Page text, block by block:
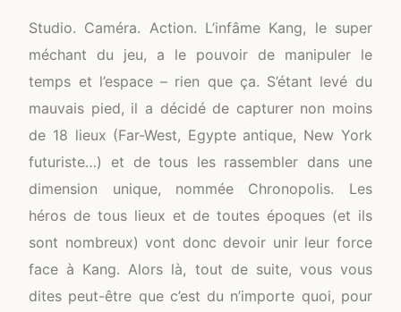
Studio. Caméra. Action. L’infâme Kang, le super
méchant du jeu, a le pouvoir de manipuler le
temps et l’espace – rien que ça. S’étant levé du
mauvais pied, il a décidé de capturer non moins
de 18 lieux (Far-West, Egypte antique, New York
futuriste…) et de tous les rassembler dans une
dimension unique, nommée Chronopolis. Les
héros de tous lieux et de toutes époques (et ils
sont nombreux) vont donc devoir unir leur force
face à Kang. Alors là, tout de suite, vous vous
dites peut-être que c’est du n’importe quoi, pour